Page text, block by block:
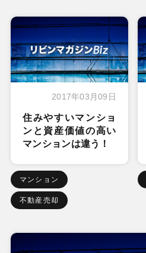
2017年03月09日
住みやすいマンショ
ンと資産価値の高い
マンションは違う！
マンション
不動産売却